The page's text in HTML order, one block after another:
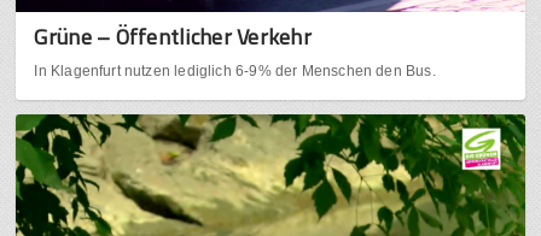
Grüne – Öffentlicher Verkehr
In Klagenfurt nutzen lediglich 6-9% der Menschen den Bus.